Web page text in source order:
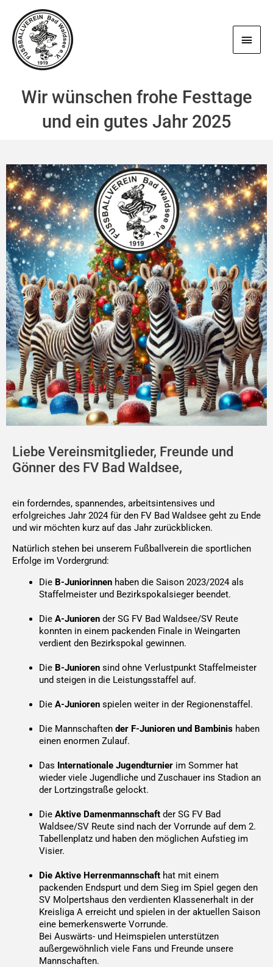
Inhalt
springen
Wir wünschen frohe Festtage
und ein gutes Jahr 2025
Liebe Vereinsmitglieder, Freunde und
Gönner des FV Bad Waldsee,
ein forderndes, spannendes, arbeitsintensives und
erfolgreiches Jahr 2024 für den FV Bad Waldsee geht zu Ende
und wir möchten kurz auf das Jahr zurückblicken.
Natürlich stehen bei unserem Fußballverein die sportlichen
Erfolge im Vordergrund:
Die B-Juniorinnenhaben die Saison 2023/2024 als
Staffelmeister und Bezirkspokalsieger beendet.
Die A-Juniorender SG FV Bad Waldsee/SV Reute
konnten in einem packenden Finale in Weingarten
verdient den Bezirkspokal gewinnen.
Die B-Juniorensind ohne Verlustpunkt Staffelmeister
und steigen in die Leistungsstaffel auf.
Die A-Juniorenspielen weiter in der Regionenstaffel.
Die Mannschaften der F-Junioren und Bambinishaben
einen enormen Zulauf.
Das Internationale Jugendturnierim Sommer hat
wieder viele Jugendliche und Zuschauer ins Stadion an
der Lortzingstraße gelockt.
Die Aktive Damenmannschaftder SG FV Bad
Waldsee/SV Reute sind nach der Vorrunde auf dem 2.
Tabellenplatz und haben den möglichen Aufstieg im
Visier.
Die Aktive Herrenmannschafthat mit einem
packenden Endspurt und dem Sieg im Spiel gegen den
SV Molpertshaus den verdienten Klassenerhalt in der
Kreisliga A erreicht und spielen in der aktuellen Saison
eine bemerkenswerte Vorrunde.
Bei Auswärts- und Heimspielen unterstützen
außergewöhnlich viele Fans und Freunde unsere
Mannschaften.